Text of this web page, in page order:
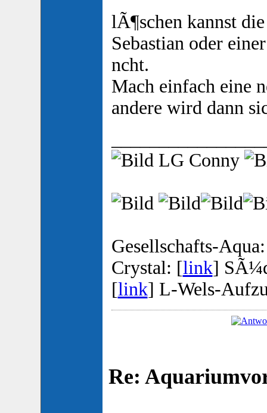
lÃ¶schen kannst
Sebastian oder
ncht.
Mach einfach eine
andere wird dann
LG Conny
Gesellschafts-
Crystal: [link]
[link] L-Wels-
Re: